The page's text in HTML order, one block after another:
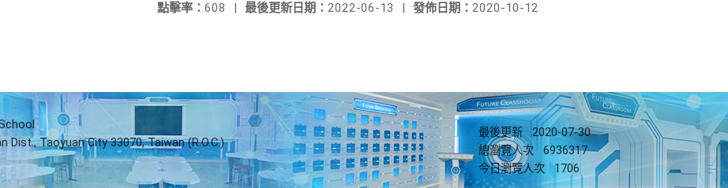
發佈日期： 2020-10-12
最後更新日期： 2022-06-13 |
點擊率： 608 |
Dist., Taoyuan City 33070, Taiwan (R.O.C.)
最後更新
2020-07-30
總瀏覽人次
6936317
今日瀏覽人次
1706